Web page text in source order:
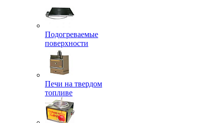
Подогреваемые
поверхности
Печи на твердом
топливе